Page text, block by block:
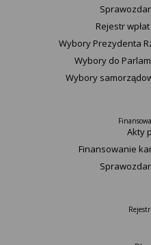
Rejestr
Wybory Prezydenta
Wybory do
Wybory
Akty
Finansowanie